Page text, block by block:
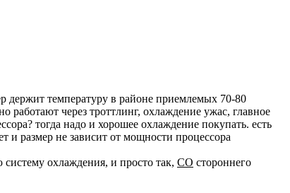
держит температуру в районе приемлемых 70-80
работают через троттлинг, охлаждение ужас, главное
тогда надо и хорошее охлаждение покупать. есть
и размер не зависит от мощности процессора
охлаждения, и просто так, СО стороннего